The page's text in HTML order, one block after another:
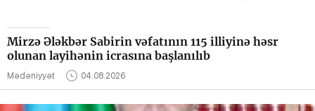
Mirzə Ələkbər Sabirin vəfatının 115 illiyinə həsr
olunan layihənin icrasına başlanılıb
Mədəniyyət 04.08.2026